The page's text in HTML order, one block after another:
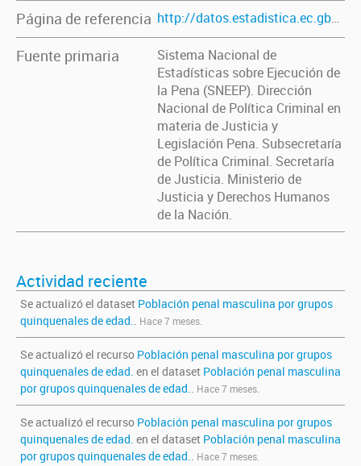
Página de referencia http://datos.estadistica.ec.gba.gov.ar/dataset/poblacion-penal-masculina-por-grupos-quinquenales-de-edad
Fuente primaria
Sistema Nacional de
Estadísticas sobre Ejecución de
la Pena (SNEEP). Dirección
Nacional de Política Criminal en
materia de Justicia y
Legislación Pena. Subsecretaría
de Política Criminal. Secretaría
de Justicia. Ministerio de
Justicia y Derechos Humanos
de la Nación.
Actividad reciente
Se actualizó el dataset Población penal masculina por grupos
quinquenales de edad.. Hace 7 meses.
Se actualizó el recurso Población penal masculina por grupos
quinquenales de edad. en el dataset Población penal masculina
por grupos quinquenales de edad.. Hace 7 meses.
Se actualizó el recurso Población penal masculina por grupos
quinquenales de edad. en el dataset Población penal masculina
por grupos quinquenales de edad.. Hace 7 meses.